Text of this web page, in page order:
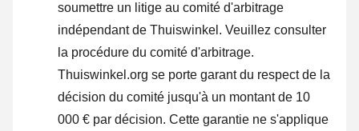
soumettre un litige au comité d'arbitrage
indépendant de Thuiswinkel. Veuillez consulter
la procédure du comité d'arbitrage.
Thuiswinkel.org se porte garant du respect de la
décision du comité jusqu'à un montant de 10
000 € par décision. Cette garantie ne s'applique